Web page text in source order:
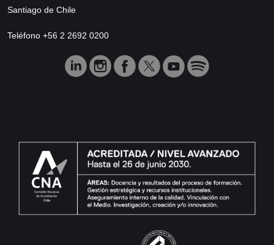
Santiago de Chile
Teléfono +56 2 2692 0200